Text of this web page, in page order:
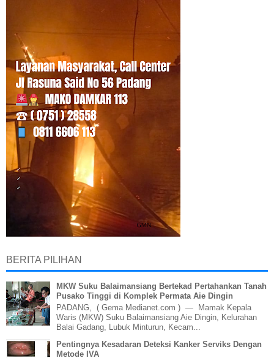
BERITA PILIHAN
MKW Suku Balaimansiang Bertekad Pertahankan Tanah
Pusako Tinggi di Komplek Permata Aie Dingin
PADANG, ( Gema Medianet.com ) — Mamak Kepala
Waris (MKW) Suku Balaimansiang Aie Dingin, Kelurahan
Balai Gadang, Lubuk Minturun, Kecam...
Pentingnya Kesadaran Deteksi Kanker Serviks Dengan
Metode IVA